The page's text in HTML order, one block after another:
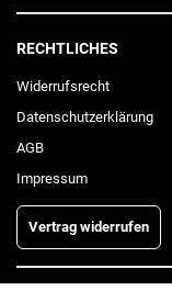
RECHTLICHES
Widerrufs­recht
Daten­schutz­erklärung
AGB
Impressum
Vertrag widerrufen